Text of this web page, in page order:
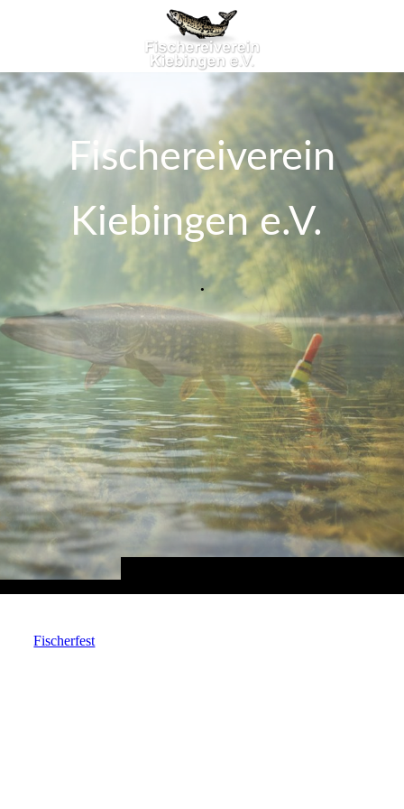
Fischereiverein
Kiebingen e.V.
.
Fischerfest